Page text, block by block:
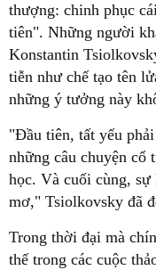
thượng: chinh phục
tiên". Những người
Konstantin
tiễn như chế tạo tên
những ý tưởng này
"Đầu tiên, tất yếu
những câu chuyện cổ
học. Và cuối cùng, sự
mơ," Tsiolkovsky đã
Trong thời đại mà
thế trong các cuộc